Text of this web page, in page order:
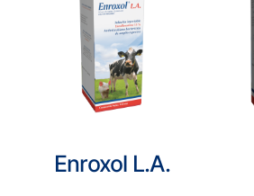
Enroxol L.A.